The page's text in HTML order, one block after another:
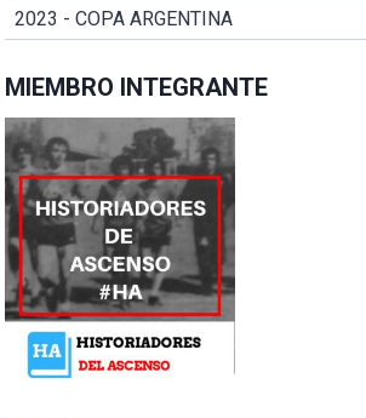
2023 - COPA ARGENTINA
MIEMBRO INTEGRANTE